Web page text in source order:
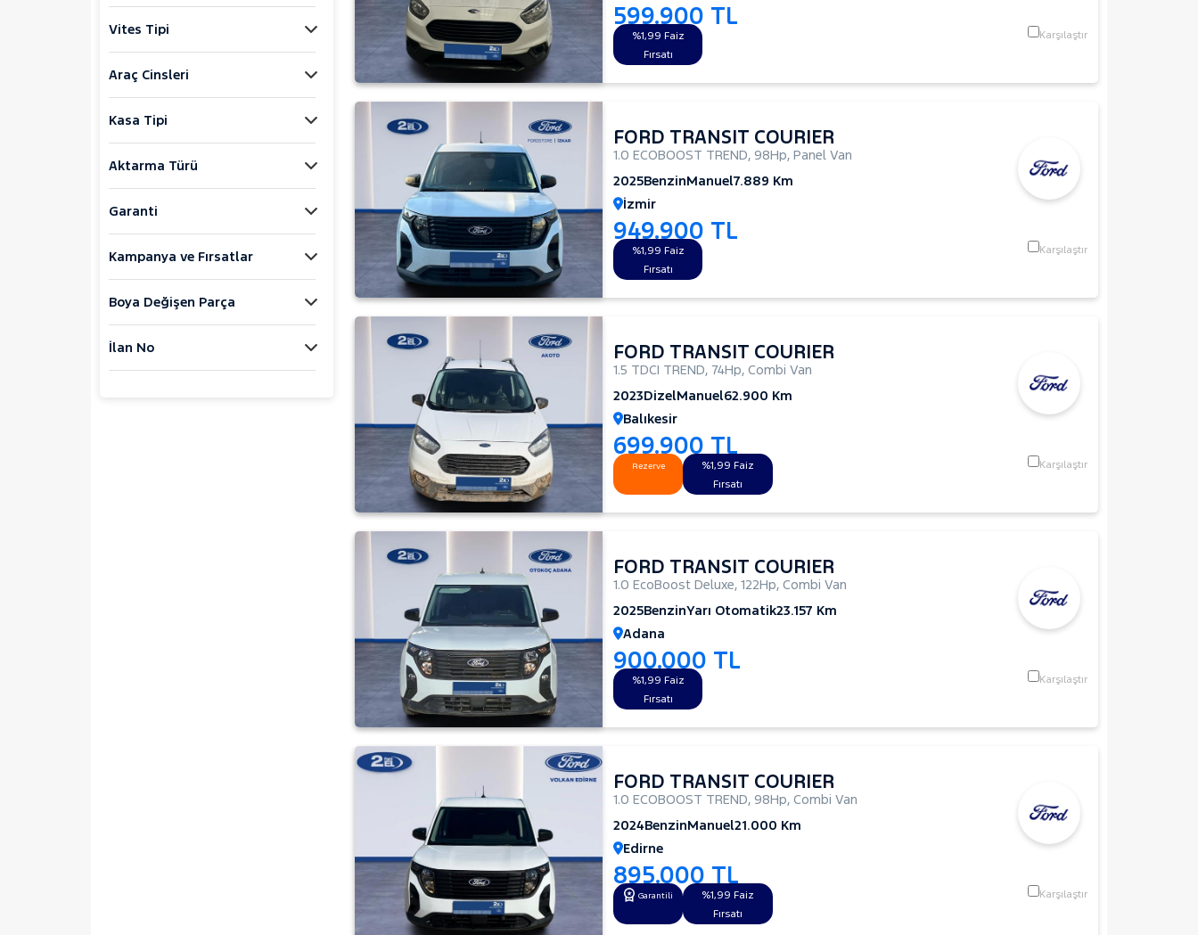
FIESTA
FOCUS
KUGA
MONDEO
Mustang Mach-E
RANGER
RANGER RAPTOR
TOURNEO CONNECT
Vites Tipi
Araç Cinsleri
Kasa Tipi
Aktarma Türü
Garanti
Kampanya ve Fırsatlar
Boya Değişen Parça
İlan No
599.900 TL
%1,99 Faiz
Fırsatı
Karşılaştır
FORD TRANSIT COURIER
1.0 ECOBOOST TREND, 98Hp, Panel Van
2025BenzinManuel7.889 Km
İzmir
949.900 TL
%1,99 Faiz
Fırsatı
Karşılaştır
FORD TRANSIT COURIER
1.5 TDCI TREND, 74Hp, Combi Van
2023DizelManuel62.900 Km
Balıkesir
699.900 TL
Rezerve
%1,99 Faiz
Fırsatı
Karşılaştır
FORD TRANSIT COURIER
1.0 EcoBoost Deluxe, 122Hp, Combi Van
2025BenzinYarı Otomatik23.157 Km
Adana
900.000 TL
%1,99 Faiz
Fırsatı
Karşılaştır
FORD TRANSIT COURIER
1.0 ECOBOOST TREND, 98Hp, Combi Van
2024BenzinManuel21.000 Km
Edirne
895.000 TL
Garantili
%1,99 Faiz
Fırsatı
Karşılaştır